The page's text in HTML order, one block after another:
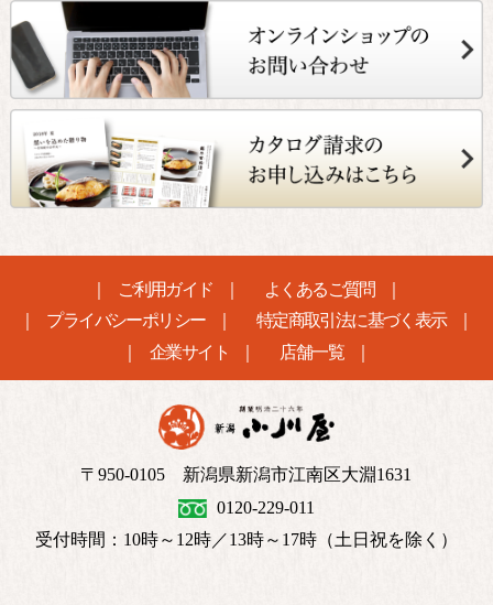
ご利用ガイド
よくあるご質問
プライバシーポリシー
特定商取引法に基づく表示
企業サイト
店舗一覧
〒950-0105 新潟県新潟市江南区大淵1631
0120-229-011
受付時間：10時～12時／13時～17時（土日祝を除く）